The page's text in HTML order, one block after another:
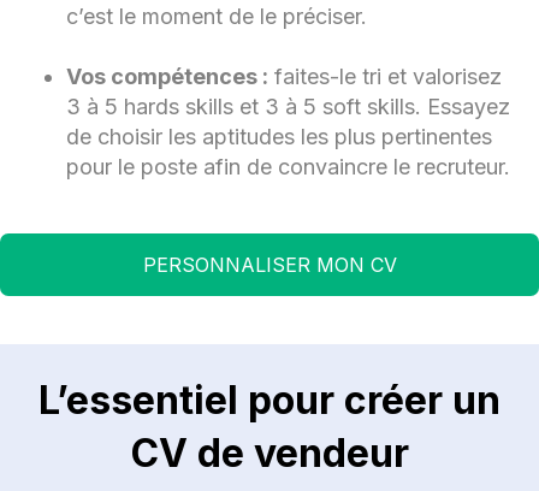
c’est le moment de le préciser.
Vos compétences : faites-le tri et valorisez
3 à 5 hards skills et 3 à 5 soft skills. Essayez
de choisir les aptitudes les plus pertinentes
pour le poste afin de convaincre le recruteur.
PERSONNALISER MON CV
L’essentiel pour créer un
CV de vendeur